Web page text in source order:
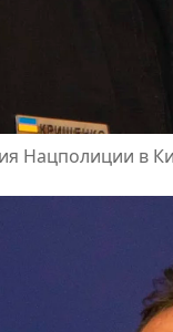
Нацполиции в